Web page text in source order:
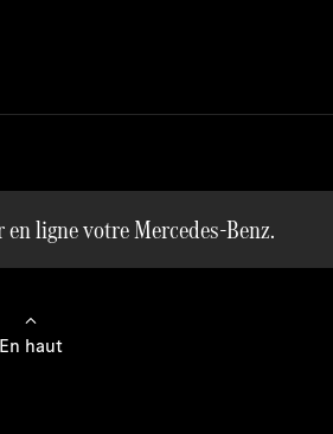
ligne votre Mercedes-Benz.
En haut